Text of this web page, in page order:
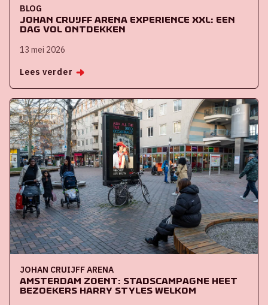
BLOG
Johan Cruijff ArenA Experience XXL: een
dag vol ontdekken
13 mei 2026
Lees verder
JOHAN CRUIJFF ARENA
Amsterdam zoent: stadscampagne heet
bezoekers Harry Styles welkom